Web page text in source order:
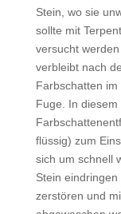
Stein, wo sie
sollte mit
versucht
verbleibt nach
Farbschatten
Fuge. In
flüssig) zum
sich um schnell
Stein
zerstören und